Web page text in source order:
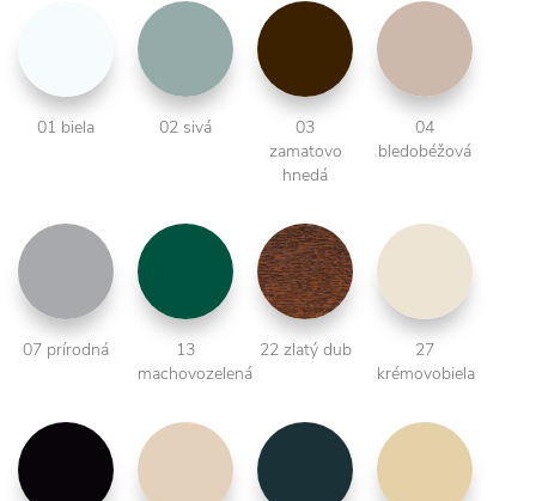
01 biela 02 sivá
03
zamatovo
hnedá
04
bledobéžová
07 prírodná
13
machovozelená
22 zlatý dub
27
krémovobiela